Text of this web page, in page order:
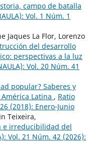
campo de batalla
Vol. 1 Núm. 1
Jaques La Flor, Lorenzo
del desarrollo
perspectivas a la luz
Vol. 20 Núm. 41
popular? Saberes y
Latina , Ratio
(2018): Enero-Junio
Teixeira,
e irreducibilidad del
Vol. 21 Núm. 42 (2026):